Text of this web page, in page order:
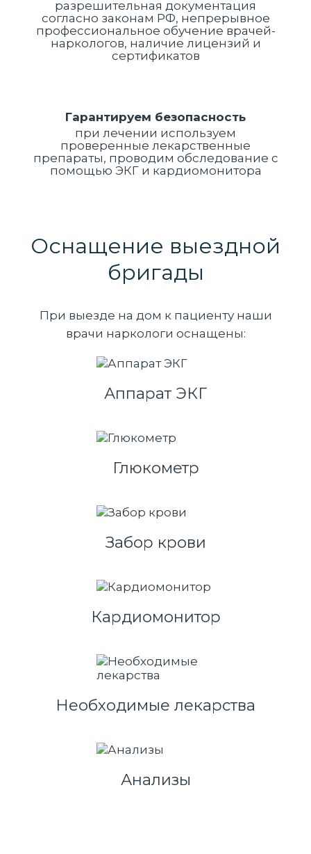
разрешительная документация
согласно законам РФ, непрерывное
профессиональное обучение врачей-
наркологов, наличие лицензий и
сертификатов
Гарантируем безопасность
при лечении используем
проверенные лекарственные
препараты, проводим обследование с
помощью ЭКГ и кардиомонитора
Оснащение выездной
бригады
При выезде на дом к пациенту наши
врачи наркологи оснащены:
Аппарат ЭКГ
Глюкометр
Забор крови
Кардиомонитор
Необходимые лекарства
Анализы